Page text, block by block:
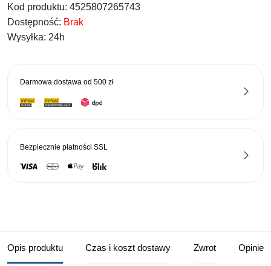
wynosiła:wynosi:
Kod produktu: 4525807265743
Dostępność: Brak
Wysyłka: 24h
Darmowa dostawa od 500 zł
Bezpiecznie płatności SSL
Opis produktu Czas i koszt dostawy Zwrot Opinie